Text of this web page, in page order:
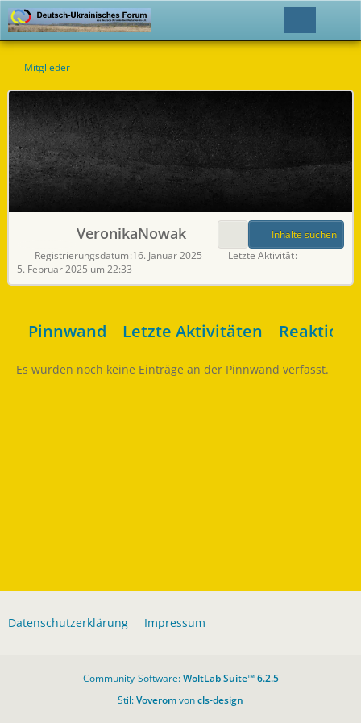
Mitglieder
VeronikaNowak
Inhalte suchen
Registrierungsdatum 16. Januar 2025
Letzte Aktivität
5. Februar 2025 um 22:33
Pinnwand Letzte Aktivitäten
Es wurden noch keine Einträge an der Pinnwand verfasst.
Datenschutzerklärung Impressum
Community-Software:WoltLab Suite™ 6.2.5
Stil:Voveromvoncls-design